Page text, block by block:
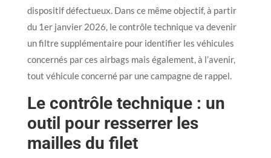
dispositif défectueux. Dans ce même objectif, à partir
du 1er janvier 2026, le contrôle technique va devenir
un filtre supplémentaire pour identifier les véhicules
concernés par ces airbags mais également, à l’avenir,
tout véhicule concerné par une campagne de rappel.
Le contrôle technique : un
outil pour resserrer les
mailles du filet